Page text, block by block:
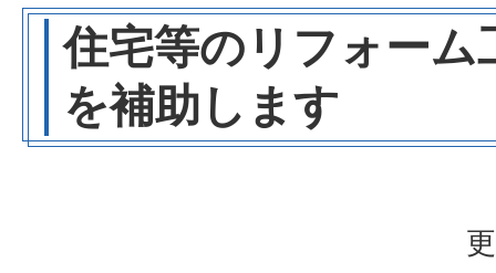
住宅等のリフォーム
を補助します